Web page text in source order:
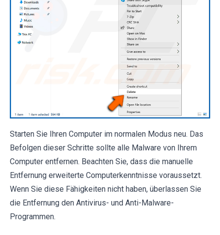
Starten Sie Ihren Computer im normalen Modus neu. Das
Befolgen dieser Schritte sollte alle Malware von Ihrem
Computer entfernen. Beachten Sie, dass die manuelle
Entfernung erweiterte Computerkenntnisse voraussetzt.
Wenn Sie diese Fähigkeiten nicht haben, überlassen Sie
die Entfernung den Antivirus- und Anti-Malware-
Programmen.